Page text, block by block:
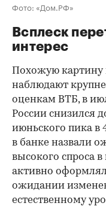
Фото: «Дом.РФ»
Всплеск
интерес
Похожую картину
наблюдают
оценкам ВТБ, в
России снизился
июньского пика в
в банке назвали
высокого спроса
активно
ожидании
естественному